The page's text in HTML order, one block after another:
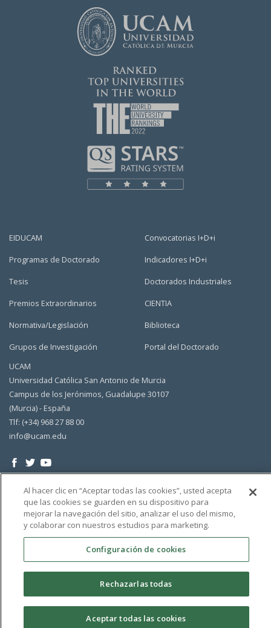
EIDUCAM
Programas de Doctorado
Tesis
Premios Extraordinarios
Normativa/Legislación
Grupos de Investigación
Convocatorias I+D+i
Indicadores I+D+i
Doctorados Industriales
CIENTIA
Biblioteca
Portal del Doctorado
UCAM
Universidad Católica San Antonio de Murcia
Campus de los Jerónimos, Guadalupe 30107
(Murcia) - España
Tlf: (+34) 968 27 88 00
info@ucam.edu
Al hacer clic en “Aceptar todas las cookies”, usted acepta
que las cookies se guarden en su dispositivo para
mejorar la navegación del sitio, analizar el uso del mismo,
y colaborar con nuestros estudios para marketing.
Configuración de cookies
Rechazarlas todas
Aceptar todas las cookies